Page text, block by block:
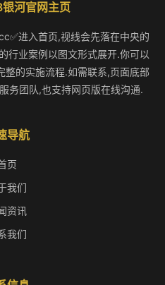
河官网主页
进入首页,视线会先落在中央的
行业案例以图文形式展开.你可以
整的实施流程.如需联系,页面底部
务团队,也支持网页版在线沟通.
导航
页
我们
资讯
我们